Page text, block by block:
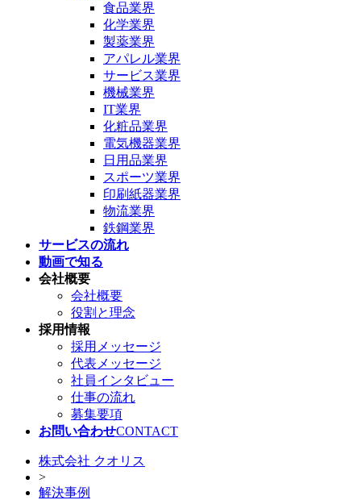
食品業界
化学業界
製薬業界
アパレル業界
サービス業界
機械業界
IT業界
化粧品業界
電気機器業界
日用品業界
スポーツ業界
印刷紙器業界
物流業界
鉄鋼業界
サービスの流れ
動画で知る
会社概要
会社概要
役割と理念
採用情報
採用メッセージ
代表メッセージ
社員インタビュー
仕事の流れ
募集要項
お問い合わせCONTACT
株式会社 クオリス
>
解決事例